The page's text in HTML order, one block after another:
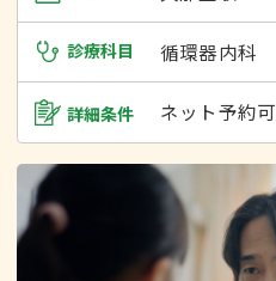
診療科目 循環器内科
詳細条件 ネット予約可